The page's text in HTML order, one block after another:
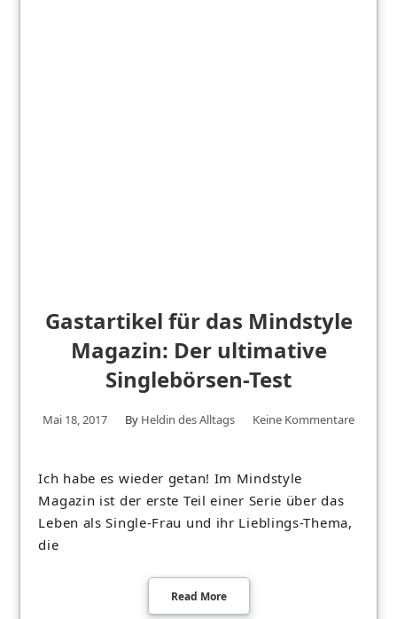
Gastartikel für das Mindstyle
Magazin: Der ultimative
Singlebörsen-Test
Mai 18, 2017 By Heldin des Alltags Keine Kommentare
Ich habe es wieder getan! Im Mindstyle
Magazin ist der erste Teil einer Serie über das
Leben als Single-Frau und ihr Lieblings-Thema,
die
Read More